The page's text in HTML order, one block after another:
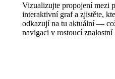
Vizualizujte propojení mezi
interaktivní graf a zjistěte,
odkazují na tu aktuální —
navigaci v rostoucí znalostní